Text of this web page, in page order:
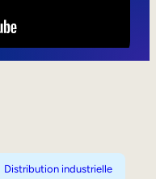
Distribution industrielle